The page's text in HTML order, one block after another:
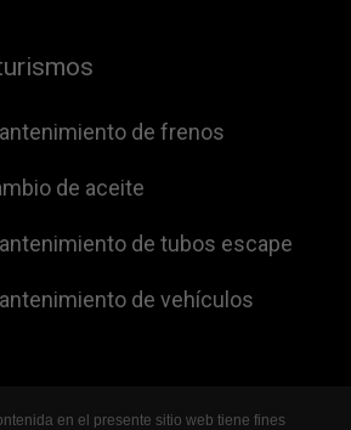
de frenos
de aceite
de tubos escape
de vehículos
en el presente sitio web tiene fines